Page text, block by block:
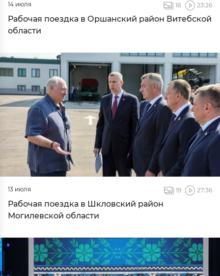
14 июля 18 23:26
Рабочая поездка в Оршанский район Витебской
области
13 июля 19 27:36
Рабочая поездка в Шкловский район
Могилевской области